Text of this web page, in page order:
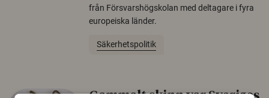
från Försvarshögskolan med deltagare i fyra
europeiska länder.
Säkerhetspolitik